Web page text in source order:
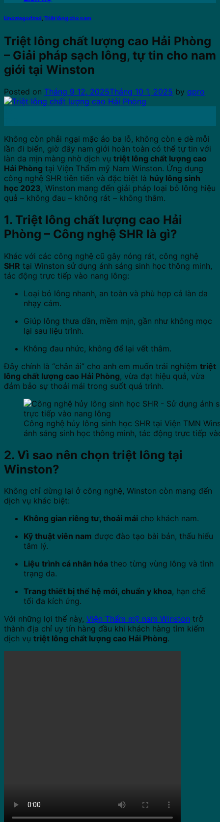
Uncategorized,Triệt lông cho nam
Triệt lông chất lượng cao Hải Phòng
– Giải pháp sạch lông, tự tin cho nam
giới tại Winston
Posted on Tháng 9 12, 2025Tháng 10 1, 2025 by qpro
Không còn phải ngại mặc áo ba lỗ, không còn e dè mỗi
lần đi biển, giờ đây nam giới hoàn toàn có thể tự tin với
làn da mịn màng nhờ dịch vụ triệt lông chất lượng cao
Hải Phòng tại Viện Thẩm mỹ Nam Winston. Ứng dụng
công nghệ SHR tiên tiến và đặc biệt là hủy lông sinh
học 2023, Winston mang đến giải pháp loại bỏ lông hiệu
quả – không đau – không rát – không thâm.
1. Triệt lông chất lượng cao Hải
Phòng – Công nghệ SHR là gì?
Khác với các công nghệ cũ gây nóng rát, công nghệ
SHR tại Winston sử dụng ánh sáng sinh học thông minh,
tác động trực tiếp vào nang lông:
Loại bỏ lông nhanh, an toàn và phù hợp cả làn da
nhạy cảm.
Giúp lông thưa dần, mềm mịn, gần như không mọc
lại sau liệu trình.
Không đau nhức, không để lại vết thâm.
Đây chính là “chân ái” cho anh em muốn trải nghiệm triệt
lông chất lượng cao Hải Phòng, vừa đạt hiệu quả, vừa
đảm bảo sự thoải mái trong suốt quá trình.
Công nghệ hủy lông sinh học SHR tại Viện TMN
ánh sáng sinh học thông minh, tác động trực tiếp
2. Vì sao nên chọn triệt lông tại
Winston?
Không chỉ dừng lại ở công nghệ, Winston còn mang đến
dịch vụ khác biệt:
Không gian riêng tư, thoải mái cho khách nam.
Kỹ thuật viên nam được đào tạo bài bản, thấu hiểu
tâm lý.
Liệu trình cá nhân hóa theo từng vùng lông và tình
trạng da.
Trang thiết bị thế hệ mới, chuẩn y khoa, hạn chế
tối đa kích ứng.
Với những lợi thế này, Viện Thẩm mỹ nam Winston trở
thành địa chỉ uy tín hàng đầu khi khách hàng tìm kiếm
dịch vụ triệt lông chất lượng cao Hải Phòng.